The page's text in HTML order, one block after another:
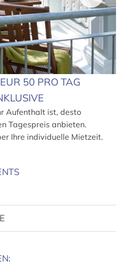
50 PRO TAG
Aufenthalt ist, desto
Tagespreis anbieten.
Ihre individuelle Mietzeit.